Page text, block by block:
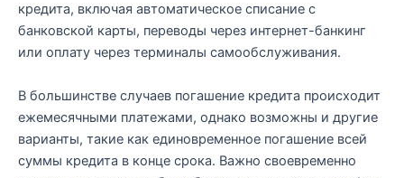
кредита, включая автоматическое списание с
банковской карты, переводы через интернет-банкинг
или оплату через терминалы самообслуживания.
В большинстве случаев погашение кредита происходит
ежемесячными платежами, однако возможны и другие
варианты, такие как единовременное погашение всей
суммы кредита в конце срока. Важно своевременно